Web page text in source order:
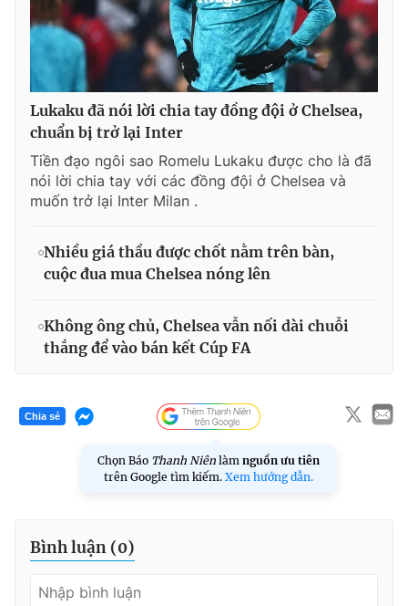
Lukaku đã nói lời chia tay đồng đội ở Chelsea,
chuẩn bị trở lại Inter
Tiền đạo ngôi sao Romelu Lukaku được cho là đã
nói lời chia tay với các đồng đội ở Chelsea và
muốn trở lại Inter Milan .
Nhiều giá thầu được chốt nằm trên bàn,
cuộc đua mua Chelsea nóng lên
Không ông chủ, Chelsea vẫn nối dài chuỗi
thắng để vào bán kết Cúp FA
Chia sẻ
Chọn Báo Thanh Niên làm nguồn ưu tiên
trên Google tìm kiếm. Xem hướng dẫn.
Bình luận (0)